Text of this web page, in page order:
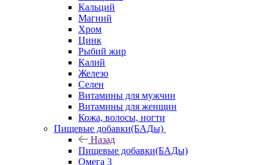
Кальций
Магний
Хром
Цинк
Рыбий жир
Калий
Железо
Селен
Витамины для мужчин
Витамины для женщин
Кожа, волосы, ногти
Пищевые добавки(БАДы)
Назад
Пищевые добавки(БАДы)
Омега 3